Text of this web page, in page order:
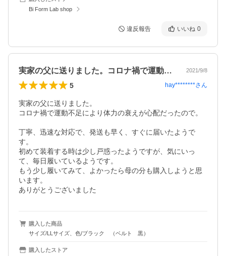
Bi Form Lab shop
違反報告 いいね 0
実家の父に送りました。コロナ禍で運動不… 2021/9/8
5 hay********さん
実家の父に送りました。
コロナ禍で運動不足により体力の衰えが心配だったので。
丁寧、迅速な対応で、発送も早く、すぐに届いたようで
す。
初めて装着する時は少し戸惑ったようですが、気にいっ
て、毎日履いているようです。
もう少し履いてみて、よかったら母の分も購入しようと思
います。
ありがとうございました
購入した商品
サイズ/LLサイズ、色/ブラック （ベルト 黒）
購入したストア